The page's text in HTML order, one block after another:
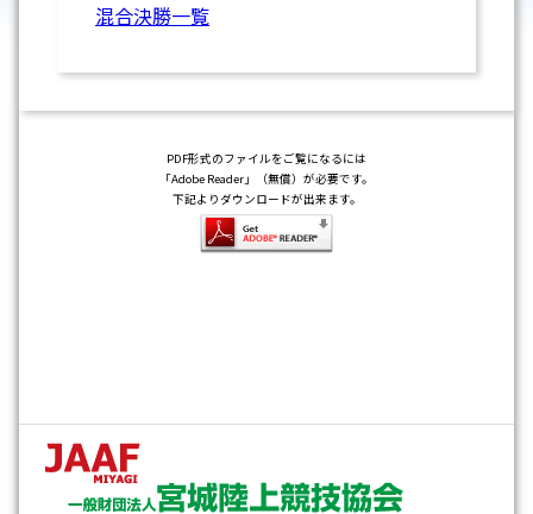
混合決勝一覧
PDF形式のファイルをご覧になるには
「Adobe Reader」（無償）が必要です。
下記よりダウンロードが出来ます。